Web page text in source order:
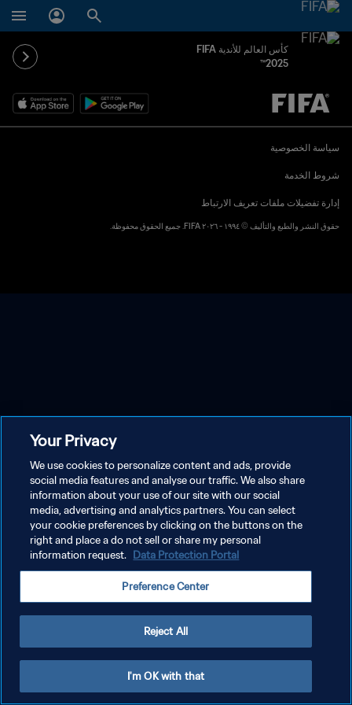
كأس العالم للأندية FIFA
2025™
يُحدَّد لاحقاً ضد يُحدَّد لاحقاً
سياسة الخصوصية
شروط الخدمة
إدارة تفضيلات ملفات تعريف الارتباط
حقوق النشر والطبع والتأليف © ١٩٩٤ - ٢٠٢٦ FIFA. جميع الحقوق محفوظة.
Your Privacy
We use cookies to personalize content and ads, provide
social media features and analyse our traffic. We also share
information about your use of our site with our social
media, advertising and analytics partners. You can select
your cookie preferences by clicking on the buttons on the
right and place a do not sell or share my personal
information request. Data Protection Portal
Preference Center
Reject All
I'm OK with that